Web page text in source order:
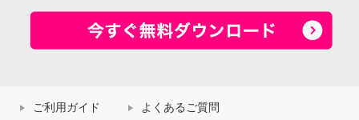
ご利用ガイド よくあるご質問